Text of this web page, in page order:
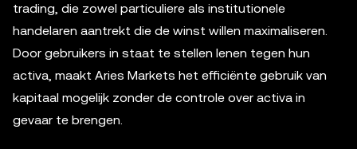
trading, die zowel particuliere als institutionele
handelaren aantrekt die de winst willen maximaliseren.
Door gebruikers in staat te stellen lenen tegen hun
activa, maakt Aries Markets het efficiënte gebruik van
kapitaal mogelijk zonder de controle over activa in
gevaar te brengen.